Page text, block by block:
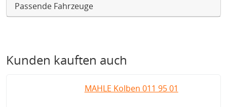
Passende Fahrzeuge
Kunden kauften auch
MAHLE Kolben 011 95 01